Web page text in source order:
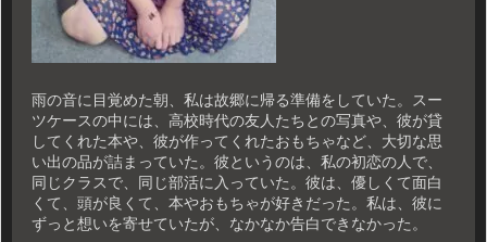
雨の音に目覚めた朝、私は故郷に帰る準備をしていた。スー
ツケースの中には、高校時代の友人たちとの写真や、彼が貸
してくれた本や、彼が作ってくれたおもちゃなど、大切な思
い出の品が詰まっていた。彼というのは、私の初恋の人で、
同じクラスで、同じ部活に入っていた。彼は、優しくて面白
くて、頭が良くて、本やおもちゃが好きだった。私は、彼に
ずっと想いを寄せていたが、なかなか告白できなかった。